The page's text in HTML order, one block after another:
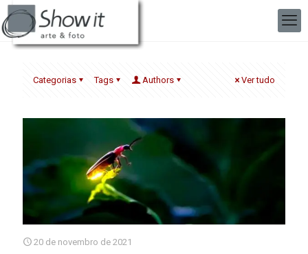
Categorias Tags Authors Ver tudo
20 de novembro de 2021